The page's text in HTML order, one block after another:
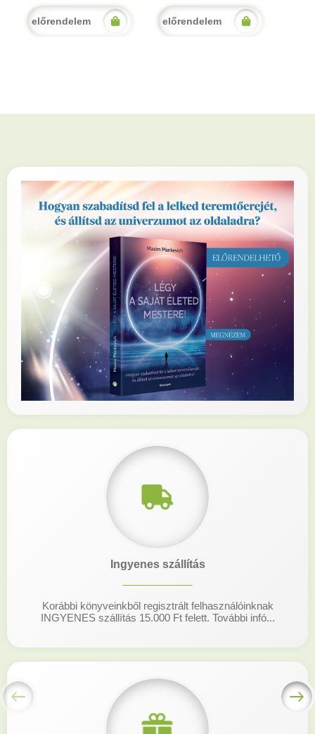
előrendelem előrendelem
Ingyenes szállítás
Korábbi könyveinkből regisztrált felhasználóinknak
INGYENES szállítás 15.000 Ft felett. További infó...